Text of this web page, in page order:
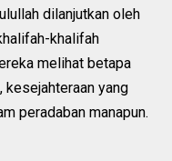
dilanjutkan oleh
khalifah
melihat betapa
kesejahteraan yang
peradaban manapun.